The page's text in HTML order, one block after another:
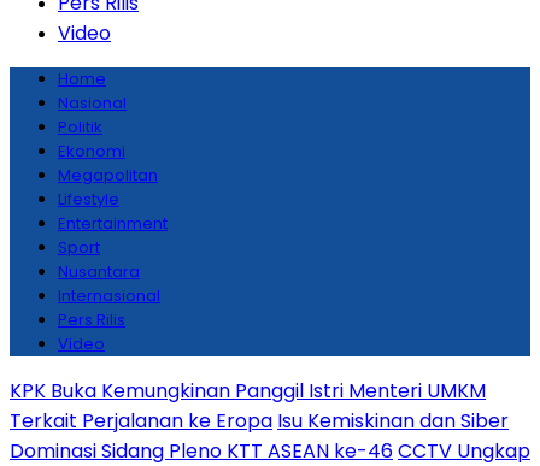
Video
Home
Nasional
Politik
Ekonomi
Megapolitan
Lifestyle
Entertainment
Sport
Nusantara
Internasional
Pers Rilis
Video
KPK Buka Kemungkinan Panggil Istri Menteri UMKM
Terkait Perjalanan ke Eropa Isu Kemiskinan dan Siber
Dominasi Sidang Pleno KTT ASEAN ke-46CCTV Ungkap